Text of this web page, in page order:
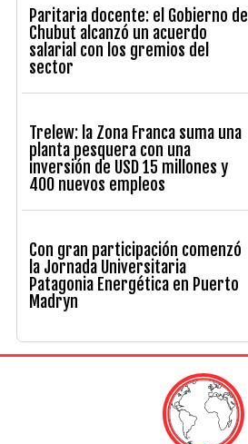
Paritaria docente: el Gobierno del
Chubut alcanzó un acuerdo
salarial con los gremios del
sector
Trelew: la Zona Franca suma una
planta pesquera con una
inversión de USD 15 millones y
400 nuevos empleos
Con gran participación comenzó
la Jornada Universitaria
Patagonia Energética en Puerto
Madryn